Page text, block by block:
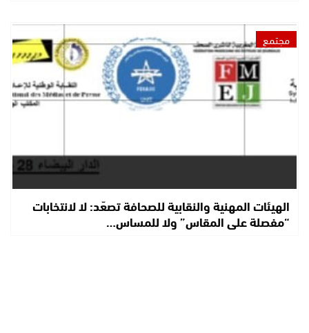
مجتمع
الهيئات المهنية والنقابية للصحافة تصعّد: لا لانتخابات
“مفصلة على المقاس” ولا للمساس…